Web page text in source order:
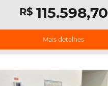
R$115.598,70
Mais detalhes